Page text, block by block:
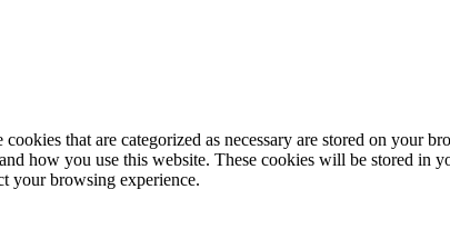
that are categorized as necessary are stored on your
how you use this website. These cookies will be stored in
your browsing experience.